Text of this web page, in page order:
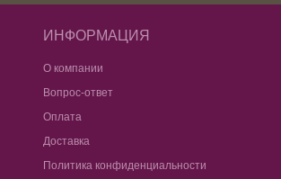
ИНФОРМАЦИЯ
О компании
Вопрос-ответ
Оплата
Доставка
Политика конфиденциальности